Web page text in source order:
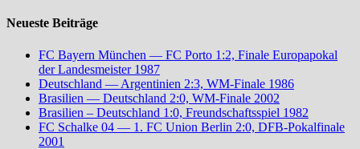
Neueste Beiträge
FC Bayern München — FC Porto 1:2, Finale Europapokal
der Landesmeister 1987
Deutschland — Argentinien 2:3, WM-Finale 1986
Brasilien — Deutschland 2:0, WM-Finale 2002
Brasilien – Deutschland 1:0, Freundschaftsspiel 1982
FC Schalke 04 — 1. FC Union Berlin 2:0, DFB-Pokalfinale
2001